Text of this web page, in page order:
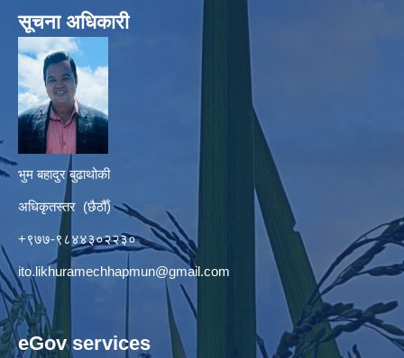
सूचना अधिकारी
भुम बहादुर बुढाथोकी
अधिकृतस्तर (छैठौँ)
+९७७-९८४४३०२२३०
ito.likhuramechhapmun@gmail.com
eGov services